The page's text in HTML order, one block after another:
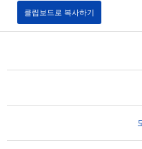
클립보드로 복사하기